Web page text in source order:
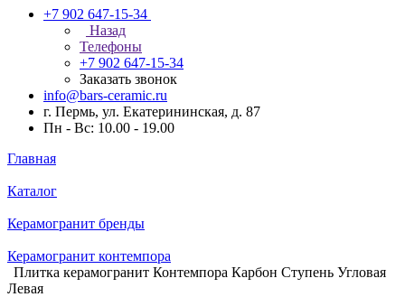
+7 902 647-15-34
Назад
Телефоны
+7 902 647-15-34
Заказать звонок
info@bars-ceramic.ru
г. Пермь, ул. Екатерининская, д. 87
Пн - Вс: 10.00 - 19.00
Главная
Каталог
Керамогранит бренды
Керамогранит контемпора
Плитка керамогранит Контемпора Карбон Ступень Угловая
Левая